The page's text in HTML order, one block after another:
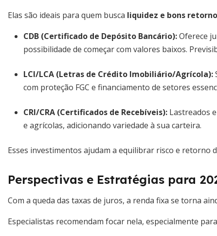
Elas são ideais para quem busca liquidez e bons
CDB (Certificado de Depósito Bancário):Oferece
possibilidade de começar com valores baixos.
LCI/LCA (Letras de Crédito Imobiliário/Agrícola):
com proteção FGC e financiamento de setores
CRI/CRA (Certificados de Recebíveis): Lastreados
e agrícolas, adicionando variedade à sua carteira.
Esses investimentos ajudam a equilibrar risco e retorno
Perspectivas e Estratégias para
Com a queda das taxas de juros, a renda fixa se torna
Especialistas recomendam focar nela, especialmente